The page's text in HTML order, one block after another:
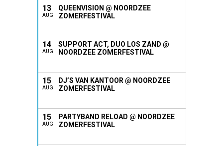
13
AUG
QUEENVISION @ NOORDZEE
ZOMERFESTIVAL
14
AUG
SUPPORT ACT, DUO LOS ZAND @
NOORDZEE ZOMERFESTIVAL
15
AUG
DJ’S VAN KANTOOR @ NOORDZEE
ZOMERFESTIVAL
15
AUG
PARTYBAND RELOAD @ NOORDZEE
ZOMERFESTIVAL